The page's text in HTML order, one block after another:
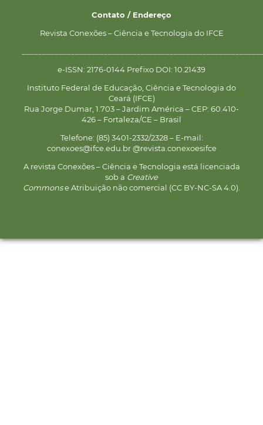
Contato / Endereço
Revista Conexões – Ciência e Tecnologia do IFCE
e-ISSN: 2176-0144 Prefixo DOI: 10.21439
Instituto Federal de Educação, Ciência e Tecnologia do
Ceará (IFCE)
Rua Jorge Dumar, 1.703 – Jardim América – CEP: 60.410-
426 – Fortaleza/CE – Brasil
Telefone: (85) 3401-2332/2328 – E-mail:
conexoes@ifce.edu.br @revista.conexoesifce
A revista Conexões – Ciência e Tecnologia está licenciada
sob a Creative
Commonse Atribuição não comercial (CC BY-NC-SA 4.0).